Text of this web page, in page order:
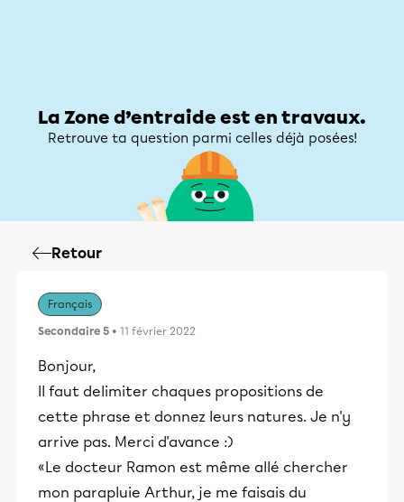
La Zone d’entraide est en travaux.
Retrouve ta question parmi celles déjà posées!
Retour
Français
Secondaire 5 • 11 février 2022
Bonjour,
Il faut delimiter chaques propositions de
cette phrase et donnez leurs natures. Je n'y
arrive pas. Merci d'avance :)
«Le docteur Ramon est même allé chercher
mon parapluie Arthur, je me faisais du